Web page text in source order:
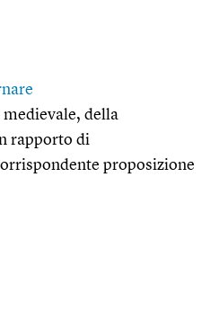
della
rapporto di
proposizione